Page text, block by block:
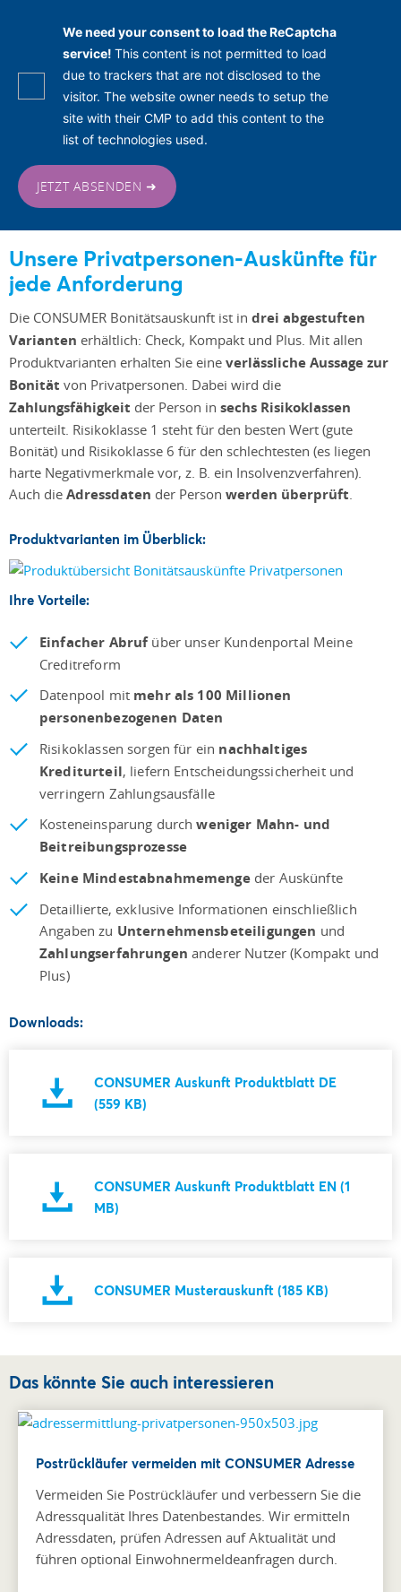
We need your consent to load the ReCaptcha
service! This content is not permitted to load
due to trackers that are not disclosed to the
visitor. The website owner needs to setup the
site with their CMP to add this content to the
list of technologies used.
JETZT ABSENDEN ➜
Unsere Privatpersonen-Auskünfte für
jede Anforderung
Die CONSUMER Bonitätsauskunft ist in drei abgestuften
Varianten erhältlich: Check, Kompakt und Plus. Mit allen
Produktvarianten erhalten Sie eine verlässliche Aussage zur
Bonität von Privatpersonen. Dabei wird die
Zahlungsfähigkeit der Person in sechs Risikoklassen
unterteilt. Risikoklasse 1 steht für den besten Wert (gute
Bonität) und Risikoklasse 6 für den schlechtesten (es liegen
harte Negativmerkmale vor, z. B. ein Insolvenzverfahren).
Auch die Adressdaten der Person werden überprüft
Produktvarianten im Überblick:
Ihre Vorteile:
Einfacher Abruf über unser Kundenportal Meine
Creditreform
Datenpool mit mehr als 100 Millionen
personenbezogenen Daten
Risikoklassen sorgen für ein nachhaltiges
Krediturteil, liefern Entscheidungssicherheit und
verringern Zahlungsausfälle
Kosteneinsparung durchweniger Mahn- und
Beitreibungsprozesse
Keine Mindestabnahmemengeder Auskünfte
Detaillierte, exklusive Informationen einschließlich
Angaben zu Unternehmensbeteiligungen und
Zahlungserfahrungen anderer Nutzer (Kompakt und
Plus)
Downloads:
CONSUMER Auskunft Produktblatt DE
(559 KB)
CONSUMER Auskunft Produktblatt EN (1
MB)
CONSUMER Musterauskunft (185 KB)
Das könnte Sie auch interessieren
Postrückläufer vermeiden mit CONSUMER Adresse
Vermeiden Sie Postrückläufer und verbessern Sie die
Adressqualität Ihres Datenbestandes. Wir ermitteln
Adressdaten, prüfen Adressen auf Aktualität und
führen optional Einwohnermeldeanfragen durch.